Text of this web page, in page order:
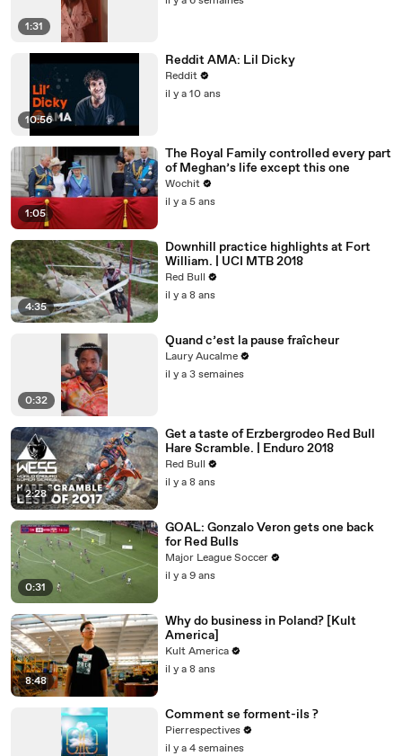
1:31
10:56
Reddit AMA: Lil Dicky
Reddit
il y a 10 ans
1:05
The Royal Family controlled every part
of Meghan’s life except this one
Wochit
il y a 5 ans
4:35
Downhill practice highlights at Fort
William. | UCI MTB 2018
Red Bull
il y a 8 ans
0:32
Quand c’est la pause fraîcheur
Laury Aucalme
il y a 3 semaines
2:28
Get a taste of Erzbergrodeo Red Bull
Hare Scramble. | Enduro 2018
Red Bull
il y a 8 ans
0:31
GOAL: Gonzalo Veron gets one back
for Red Bulls
Major League Soccer
il y a 9 ans
8:48
Why do business in Poland? [Kult
America]
Kult America
il y a 8 ans
Comment se forment-ils ?
Pierrespectives
il y a 4 semaines